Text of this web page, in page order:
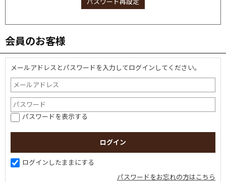
パスワード再設定
会員のお客様
メールアドレスとパスワードを入力してログインしてください。
パスワードを表示する
ログインしたままにする
パスワードをお忘れの方はこちら